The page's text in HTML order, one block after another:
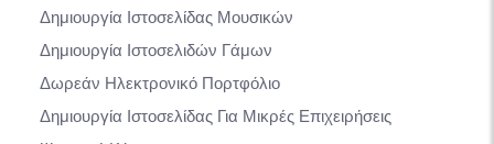
Δημιουργία Ιστοσελίδας Μουσικών
Δημιουργία Ιστοσελιδών Γάμων
Δωρεάν Ηλεκτρονικό Πορτφόλιο
Δημιουργία Ιστοσελίδας Για Μικρές Επιχειρήσεις